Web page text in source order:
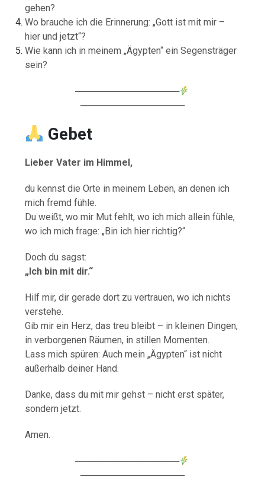
gehen?
Wo brauche ich die Erinnerung: „Gott ist mit mir –
hier und jetzt“?
Wie kann ich in meinem „Ägypten“ ein Segensträger
sein?
────────────────
────────────────
Gebet
Lieber Vater im Himmel,
du kennst die Orte in meinem Leben, an denen ich
mich fremd fühle.
Du weißt, wo mir Mut fehlt, wo ich mich allein fühle,
wo ich mich frage: „Bin ich hier richtig?“
Doch du sagst:
„Ich bin mit dir.“
Hilf mir, dir gerade dort zu vertrauen, wo ich nichts
verstehe.
Gib mir ein Herz, das treu bleibt – in kleinen Dingen,
in verborgenen Räumen, in stillen Momenten.
Lass mich spüren: Auch mein „Ägypten“ ist nicht
außerhalb deiner Hand.
Danke, dass du mit mir gehst – nicht erst später,
sondern jetzt.
Amen.
────────────────
────────────────